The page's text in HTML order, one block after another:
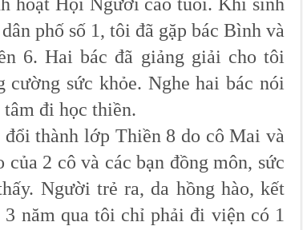
hoạt Hội Người cao tuổi. Khi sinh
phố số 1, tôi đã gặp bác Bình và
6. Hai bác đã giảng giải cho tôi
sức khỏe. Nghe hai bác nói
đi học thiền.
thành lớp Thiền 8 do cô Mai và
2 cô và các bạn đồng môn, sức
Người trẻ ra, da hồng hào, kết
năm qua tôi chỉ phải đi viện có 1